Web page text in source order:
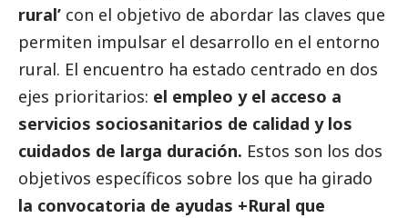
rural’ con el objetivo de abordar las claves que
permiten impulsar el desarrollo en el entorno
rural. El encuentro ha estado centrado en dos
ejes prioritarios: el empleo y el acceso a
servicios sociosanitarios de calidad y los
cuidados de larga duración. Estos son los dos
objetivos específicos sobre los que ha girado
la convocatoria de ayudas +Rural que